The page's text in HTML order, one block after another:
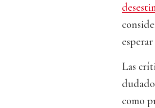
Las
como